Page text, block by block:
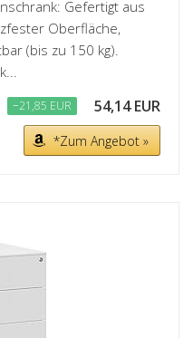
Gefertigt aus
Oberfläche,
(bis zu 150 kg).
−21,85 EUR 54,14 EUR
*Zum Angebot »